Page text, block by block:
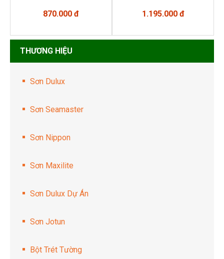
870.000 đ 1.195.000 đ
THƯƠNG HIỆU
Sơn Dulux
Sơn Seamaster
Sơn Nippon
Sơn Maxilite
Sơn Dulux Dự Án
Sơn Jotun
Bột Trét Tường